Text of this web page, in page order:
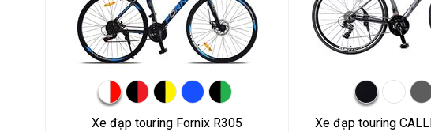
Xe đạp touring Fornix R305 Xe đạp touring